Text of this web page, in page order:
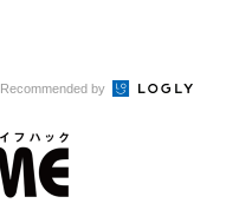
Recommended by